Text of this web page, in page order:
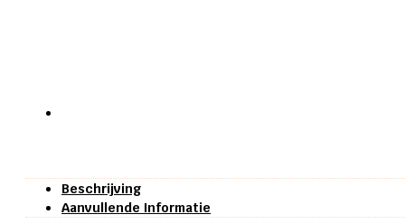
Beschrijving
Aanvullende Informatie